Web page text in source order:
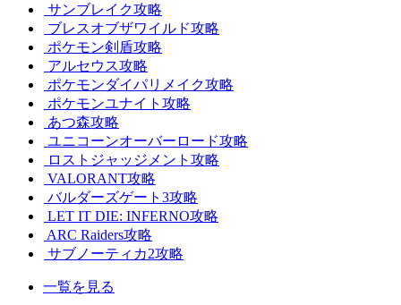
サンブレイク攻略
ブレスオブザワイルド攻略
ポケモン剣盾攻略
アルセウス攻略
ポケモンダイパリメイク攻略
ポケモンユナイト攻略
あつ森攻略
ユニコーンオーバーロード攻略
ロストジャッジメント攻略
VALORANT攻略
バルダーズゲート3攻略
LET IT DIE: INFERNO攻略
ARC Raiders攻略
サブノーティカ2攻略
一覧を見る